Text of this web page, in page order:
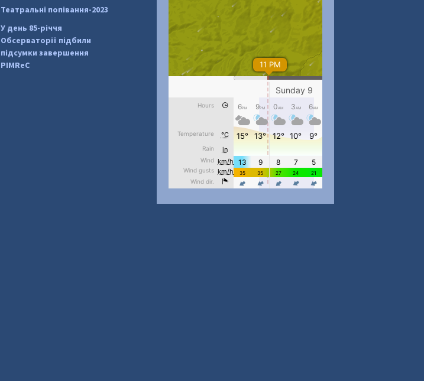
#PipIvanToday #PipIvanWeather
...
pimrec_project
Театральні попівання-2023
У день 85-річчя
Обсерваторії підбили
підсумки завершення
PIMReC